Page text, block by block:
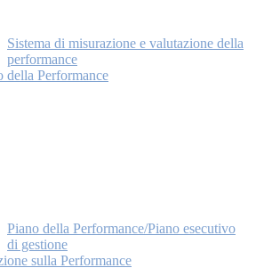
Sistema di misurazione e valutazione della
performance
della Performance
Piano della Performance/Piano esecutivo
di gestione
sulla Performance